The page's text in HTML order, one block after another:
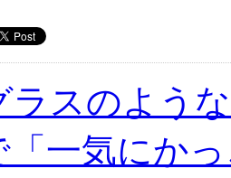
ラスのような
「一気にか